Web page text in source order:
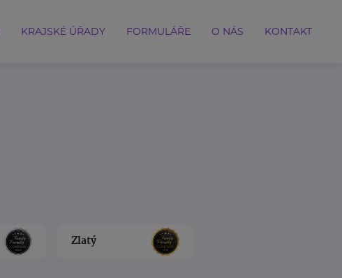
KRAJSKÉ ÚŘADY FORMULÁŘE O NÁS KONTAKT
Zlatý